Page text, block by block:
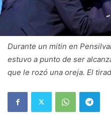
Durante un mitin en
estuvo a punto de ser
que le rozó una oreja. El